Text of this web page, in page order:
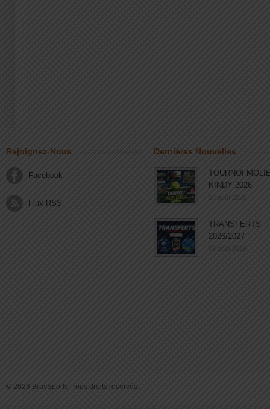
Rejoignez-Nous
Facebook
Flux RSS
Dernières Nouvelles
TOURNOI
KINDY 2026
03 août 2026
TRANSFERTS
2026/2027
03 août 2026
© 2026 BraySports. Tous droits reservés.